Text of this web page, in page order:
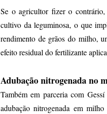
Se o agricultor fizer o contrário,
cultivo da leguminosa, o que
rendimento de grãos do milho,
efeito residual do fertilizante
Adubação nitrogenada no
Também em parceria com
adubação nitrogenada em